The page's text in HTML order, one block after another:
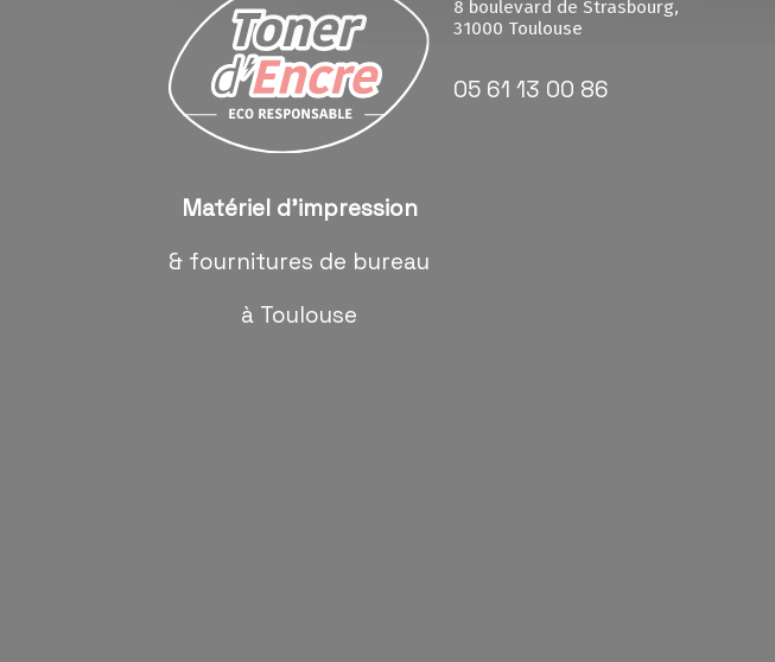
Matériel d'impression
& fournitures de bureau
à Toulouse
8 boulevard de Strasbourg,
31000 Toulouse
05 61 13 00 86